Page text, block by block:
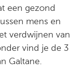
een gezond
mens en
verdwijnen van
vind je de 3
Galtane.